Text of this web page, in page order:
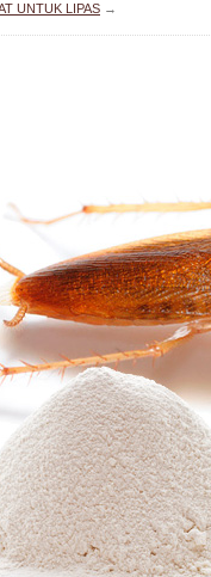
UNTUK LIPAS →